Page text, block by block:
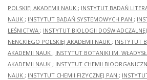
POLSKIEJ AKADEMII NAUK ; INSTYTUT BADAŃ
NAUK ; INSTYTUT BADAŃ SYSTEMOWYCH PAN ;
LEŚNICTWA ; INSTYTUT BIOLOGII
NENCKIEGO POLSKIEJ AKADEMII NAUK ; INSTYTUT
AKADEMII NAUK ; INSTYTUT BOTANIKI IM.
AKADEMII NAUK ; INSTYTUT CHEMII
NAUK ; INSTYTUT CHEMII FIZYCZNEJ PAN ;